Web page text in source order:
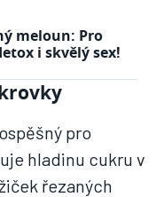
meloun: Pro
i skvělý sex!
pro
hladinu cukru v
řezaných